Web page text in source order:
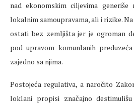
nad ekonomskim ciljevima
lokalnim samoupravama, ali i rizike.
ostati bez zemljišta jer je ogroman
pod upravom komunlanih
zajedno sa njima.
Postojeća regulativa, a naročito
loklani propisi značajno destimulišu